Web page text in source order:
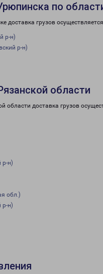
по
доставка грузов
р-н)
р-н)
области
области доставка грузов
р-н)
обл.)
н)